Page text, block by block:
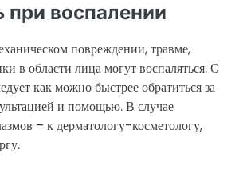
при воспалении
повреждении, травме,
в области лица могут воспаляться. С
как можно быстрее обратиться за
и помощью. В случае
– к дерматологу-косметологу,